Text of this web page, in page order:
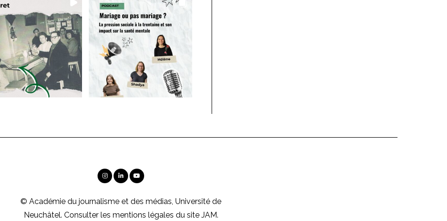
© Académie du journalisme et des médias, Université de
Neuchâtel. Consulter les mentions légales du site JAM.